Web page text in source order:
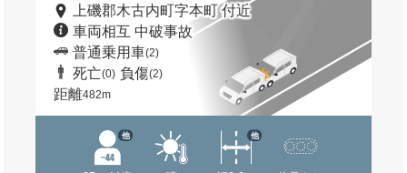
上磯郡木古内町字本町 付近
車両相互 中破事故
普通乗用車(2)
死亡(0) 負傷(2)
距離482m
他 他